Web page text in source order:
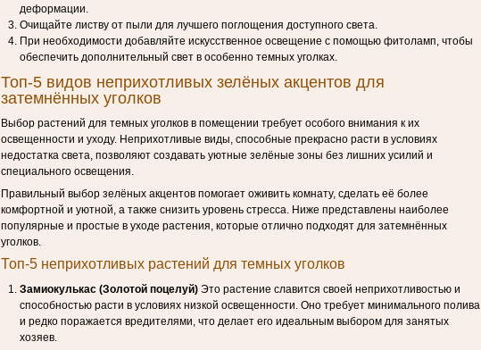
деформации.
Очищайте листву от пыли для лучшего поглощения доступного света.
При необходимости добавляйте искусственное освещение с помощью фитоламп, чтобы
обеспечить дополнительный свет в особенно темных уголках.
Топ-5 видов неприхотливых зелёных акцентов для
затемнённых уголков
Выбор растений для темных уголков в помещении требует особого внимания к их
освещенности и уходу. Неприхотливые виды, способные прекрасно расти в условиях
недостатка света, позволяют создавать уютные зелёные зоны без лишних усилий и
специального освещения.
Правильный выбор зелёных акцентов помогает оживить комнату, сделать её более
комфортной и уютной, а также снизить уровень стресса. Ниже представлены наиболее
популярные и простые в уходе растения, которые отлично подходят для затемнённых
уголков.
Топ-5 неприхотливых растений для темных уголков
Замиокулькас (Золотой поцелуй) Это растение славится своей неприхотливостью и
способностью расти в условиях низкой освещенности. Оно требует минимального полива
и редко поражается вредителями, что делает его идеальным выбором для занятых
хозяев.